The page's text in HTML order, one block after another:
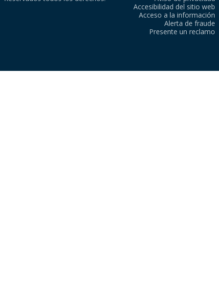
Accesibilidad del sitio web
Acceso a la información
Alerta de fraude
Presente un reclamo